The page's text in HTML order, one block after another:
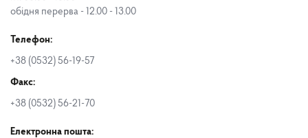
обідня перерва - 12.00 - 13.00
Телефон:
+38 (0532) 56-19-57
Факс:
+38 (0532) 56-21-70
Електронна пошта: